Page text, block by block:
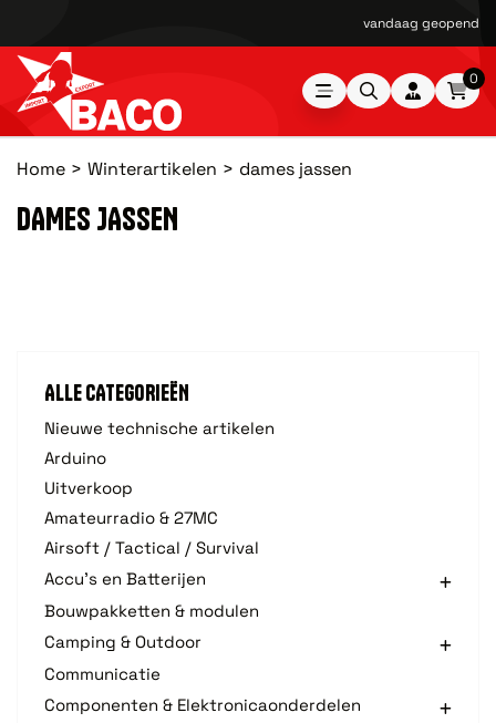
vandaag geopend
0
Home Winterartikelen dames jassen
ALLE CATEGORIEËN
Nieuwe technische artikelen
Arduino
Uitverkoop
Amateurradio & 27MC
Airsoft / Tactical / Survival
Accu's en Batterijen
Bouwpakketten & modulen
Camping & Outdoor
Communicatie
Componenten & Elektronicaonderdelen
DAMES JASSEN